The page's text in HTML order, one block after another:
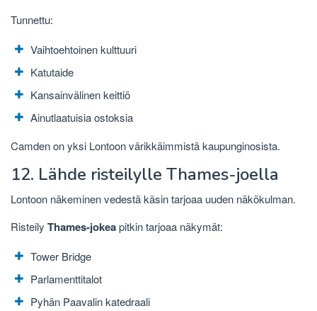
Tunnettu:
Vaihtoehtoinen kulttuuri
Katutaide
Kansainvälinen keittiö
Ainutlaatuisia ostoksia
Camden on yksi Lontoon värikkäimmistä kaupunginosista.
12. Lähde risteilylle Thames-joella
Lontoon näkeminen vedestä käsin tarjoaa uuden näkökulman.
Risteily Thames-jokeapitkin tarjoaa näkymät:
Tower Bridge
Parlamenttitalot
Pyhän Paavalin katedraali